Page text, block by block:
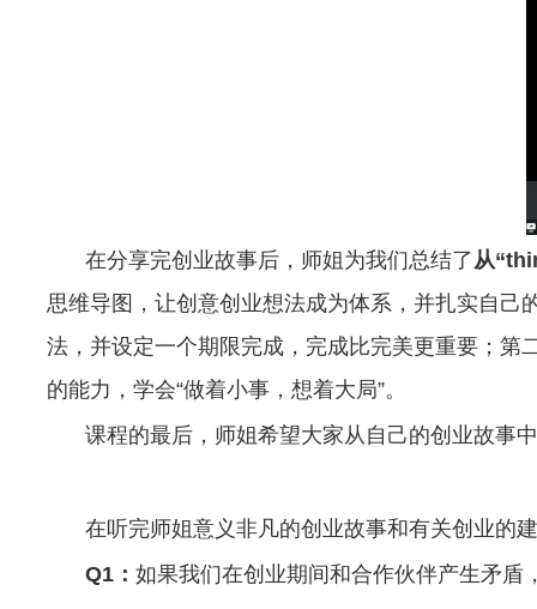
在分享完创业故事后，师姐为我们总结了 从
思维导图，让创意创业想法成为体系，并扎实自己
法，并设定一个期限完成，完成比完美更重要；第
的能力，学会“做着小事，想着大局”。
课程的最后，师姐希望大家从自己的创业故事
在听完师姐意义非凡的创业故事和有关创业的
Q1 ： 如果我们在创业期间和合作伙伴产生矛盾